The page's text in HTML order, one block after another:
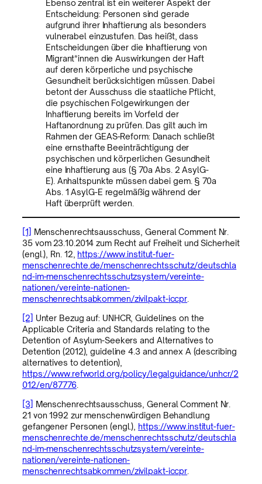
Ebenso zentral ist ein weiterer Aspekt der
Entscheidung: Personen sind gerade
aufgrund ihrer Inhaftierung als besonders
vulnerabel einzustufen. Das heißt, dass
Entscheidungen über die Inhaftierung von
Migrant*innen die Auswirkungen der Haft
auf deren körperliche und psychische
Gesundheit berücksichtigen müssen. Dabei
betont der Ausschuss die staatliche Pflicht,
die psychischen Folgewirkungen der
Inhaftierung bereits im Vorfeld der
Haftanordnung zu prüfen. Das gilt auch im
Rahmen der GEAS-Reform: Danach schließt
eine ernsthafte Beeinträchtigung der
psychischen und körperlichen Gesundheit
eine Inhaftierung aus (§ 70a Abs. 2 AsylG-
E). Anhaltspunkte müssen dabei gem. § 70a
Abs. 1 AsylG-E regelmäßig während der
Haft überprüft werden.
[1] Menschenrechtsausschuss, General Comment Nr.
35 vom 23.10.2014 zum Recht auf Freiheit und Sicherheit
(engl.), Rn. 12, https://www.institut-fuer-
menschenrechte.de/menschenrechtsschutz/deutschla
nd-im-menschenrechtsschutzsystem/vereinte-
nationen/vereinte-nationen-
menschenrechtsabkommen/zivilpakt-iccpr
[2] Unter Bezug auf: UNHCR, Guidelines on the
Applicable Criteria and Standards relating to the
Detention of Asylum-Seekers and Alternatives to
Detention (2012), guideline 4.3 and annex A (describing
alternatives to detention),
https://www.refworld.org/policy/legalguidance/unhcr/2
012/en/87776.
[3] Menschenrechtsausschuss, General Comment Nr.
21 von 1992 zur menschenwürdigen Behandlung
gefangener Personen (engl.), https://www.institut-fuer-
menschenrechte.de/menschenrechtsschutz/deutschla
nd-im-menschenrechtsschutzsystem/vereinte-
nationen/vereinte-nationen-
menschenrechtsabkommen/zivilpakt-iccpr